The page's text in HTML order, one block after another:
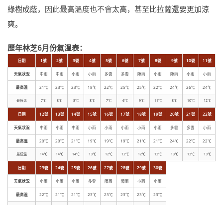
綠樹成蔭，因此最高溫度也不會太高，甚至比拉薩還要更加涼
爽。
歷年林芝6月份氣溫表：
日期 1號 2號 3號 4號 5號 6號 7號 8號 9號 10號 11號
天氣狀況 中雨 中雨 小雨 小雨 多雲 多雲 陣雨 小雨 陣雨 小雨 小雨
最高溫 21℃ 23℃ 23℃ 18℃ 22℃ 25℃ 25℃ 22℃ 24℃ 26℃ 24℃
最低溫 7℃ 8℃ 8℃ 8℃ 7℃ 6℃ 9℃ 11℃ 8℃ 10℃ 12℃
日期 12號 13號 14號 15號 16號 17號 18號 19號 20號 21號 22號
天氣狀況 中雨 小雨 中雨 小雨 小雨 小雨 小雨 小雨 多雲 多雲 小雨
最高溫 20℃ 20℃ 21℃ 19℃ 19℃ 19℃ 21℃ 21℃ 24℃ 22℃ 22℃
最低溫 14℃ 14℃ 14℃ 13℃ 12℃ 12℃ 12℃ 12℃ 13℃ 13℃ 13℃
日期 23號 24號 25號 26號 27號 28號 29號 30號
天氣狀況 小雨 小雨 小雨 多雲 陣雨 陣雨 小雨 小雨
最高溫 22℃ 21℃ 21℃ 23℃ 23℃ 23℃ 23℃ 23℃